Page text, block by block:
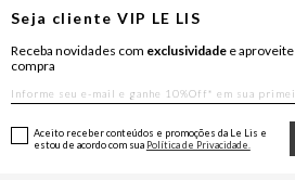
Seja clienteVIP LE LIS
Receba novidades com exclusividade e aproveite
compra
Aceito receber conteúdos e promoções da Le Lis e
estou de acordo com sua Política de Privacidade.